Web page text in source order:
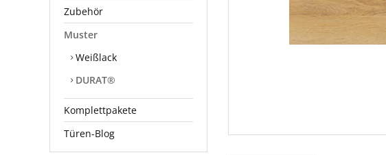
Zubehör
Muster
Weißlack
DURAT®
Komplettpakete
Türen-Blog